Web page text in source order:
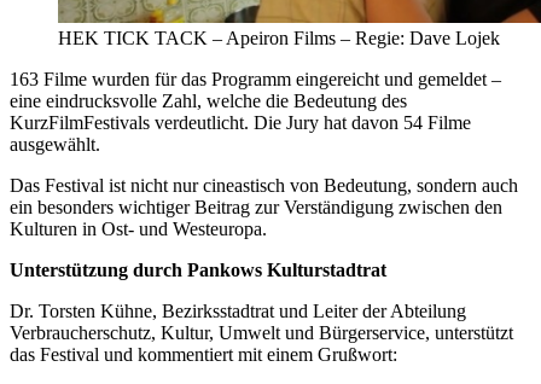
HEK TICK TACK – Apeiron Films – Regie: Dave Lojek
163 Filme wurden für das Programm eingereicht und gemeldet –
eine eindrucksvolle Zahl, welche die Bedeutung des
KurzFilmFestivals verdeutlicht. Die Jury hat davon 54 Filme
ausgewählt.
Das Festival ist nicht nur cineastisch von Bedeutung, sondern auch
ein besonders wichtiger Beitrag zur Verständigung zwischen den
Kulturen in Ost- und Westeuropa.
Unterstützung durch Pankows Kulturstadtrat
Dr. Torsten Kühne, Bezirksstadtrat und Leiter der Abteilung
Verbraucherschutz, Kultur, Umwelt und Bürgerservice, unterstützt
das Festival und kommentiert mit einem Grußwort: